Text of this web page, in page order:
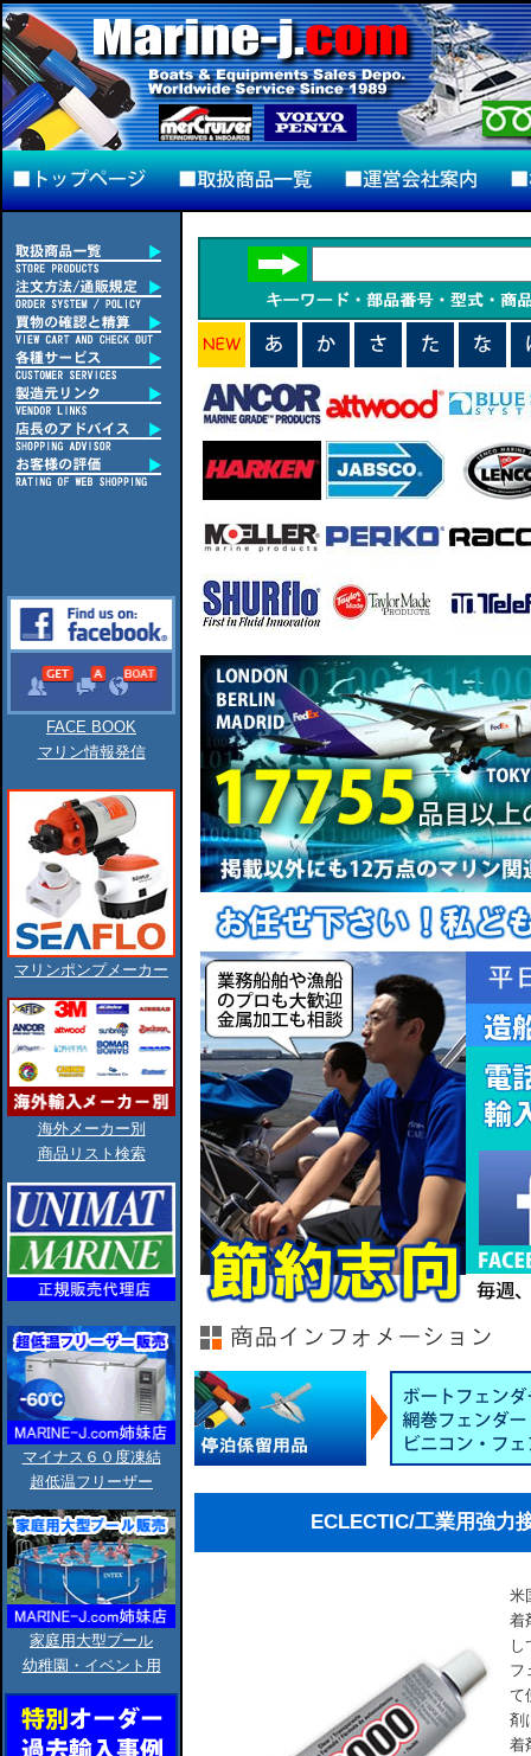
FACE BOOK
マリン情報発信
マリンポンプメーカー
海外メーカー別
商品リスト検索
マイナス６０度凍結
超低温フリーザー
家庭用大型プール
幼稚園・イベント用
ECLECTIC/工業用強力
米
着
し
フ
て
剤
着